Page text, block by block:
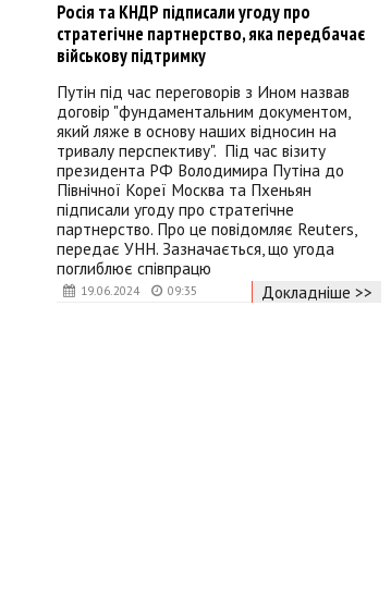
19.06.2024 09:35
Росія та КНДР підписали угоду про
стратегічне партнерство, яка передбачає
військову підтримку
Путін під час переговорів з Ином назвав
договір "фундаментальним документом,
який ляже в основу наших відносин на
тривалу перспективу". Під час візиту
президента РФ Володимира Путіна до
Північної Кореї Москва та Пхеньян
підписали угоду про стратегічне
партнерство. Про це повідомляє Reuters,
передає УНН. Зазначається, що угода
поглиблює співпрацю
Докладніше >>